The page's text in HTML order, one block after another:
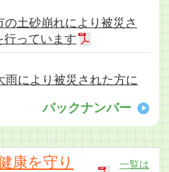
土砂崩れにより被災さ
行っています
雨により被災された方に
5月号」のお詫びと訂
バックナンバー
康を守り
一覧は